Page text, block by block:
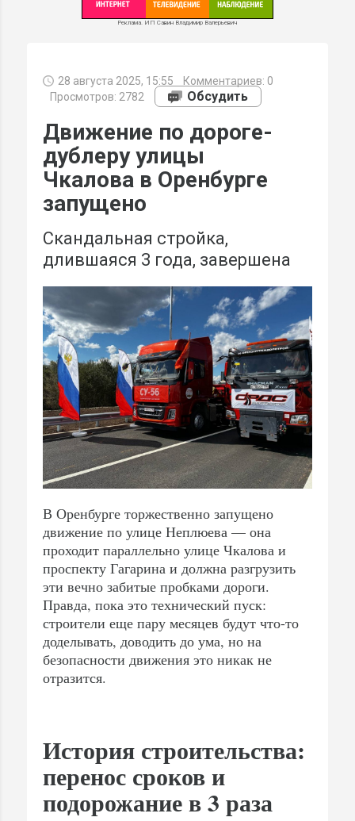
Реклама. ИП Савин Владимир Валерьевич
28 августа 2025, 15:55 Комментариев: 0
Просмотров: 2782
Обсудить
Движение по дороге-
дублеру улицы
Чкалова в Оренбурге
запущено
Скандальная стройка,
длившаяся 3 года, завершена
В Оренбурге торжественно запущено
движение по улице Неплюева — она
проходит параллельно улице Чкалова и
проспекту Гагарина и должна разгрузить
эти вечно забитые пробками дороги.
Правда, пока это технический пуск:
строители еще пару месяцев будут что-то
доделывать, доводить до ума, но на
безопасности движения это никак не
отразится.
История строительства:
перенос сроков и
подорожание в 3 раза